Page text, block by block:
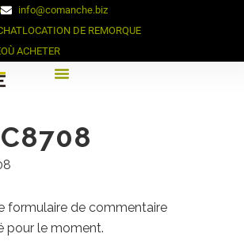
info@comanche.biz
LOCATION DE REMORQUE
OÙ ACHETER
formulaire de commentaire
pour le moment.